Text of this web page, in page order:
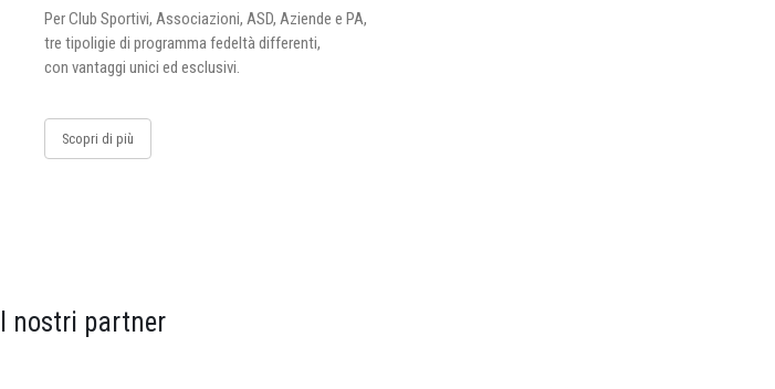
Per Club Sportivi, Associazioni, ASD, Aziende e PA,
tre tipoligie di programma fedeltà differenti,
con vantaggi unici ed esclusivi.
Scopri di più
I nostri partner